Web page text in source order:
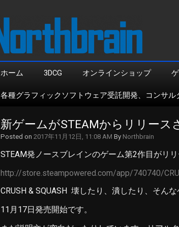
ホーム 3DCG オンラインショップ
各種グラフィックソフトウェア受託開発、コンサル
新ゲームがSTEAMからリリース
Posted on 2017年11月12日, 11:08 AM By Northbrain
STEAM発ノースブレインのゲーム第2作目がリリ
http://store.steampowered.com/app/740740/
CRUSH & SQUASH 壊したり、潰したり、そんな
11月17日発売開始です。